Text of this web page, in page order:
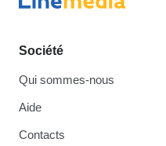
Société
Qui sommes-nous
Aide
Contacts